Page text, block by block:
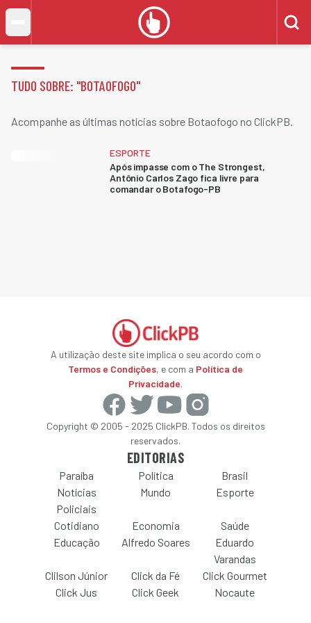
TUDO SOBRE: "BOTAOFOGO"
Acompanhe as últimas notícias sobre Botaofogo no ClickPB.
ESPORTE
Após impasse com o The Strongest,
Antônio Carlos Zago fica livre para
comandar o Botafogo-PB
A utilização deste site implica o seu acordo com o
Termos e Condições, e com a Política de
Privacidade.
Copyright © 2005 - 2025 ClickPB. Todos os direitos
reservados.
EDITORIAS
Paraíba Política
Brasil
Notícias
Policiais
Mundo Esporte
Cotidiano Economia
Saúde
Educação
Alfredo Soares
Eduardo
Varandas
Clilson Júnior
Click da Fé
Click Gourmet
Click Jus
Click Geek Nocaute